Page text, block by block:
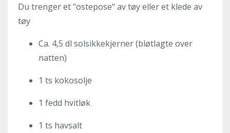
Du trenger et "ostepose" av tøy eller et klede av
tøy
Ca. 4,5 dl solsikkekjerner (bløtlagte over
natten)
1 ts kokosolje
1 fedd hvitløk
1 ts havsalt